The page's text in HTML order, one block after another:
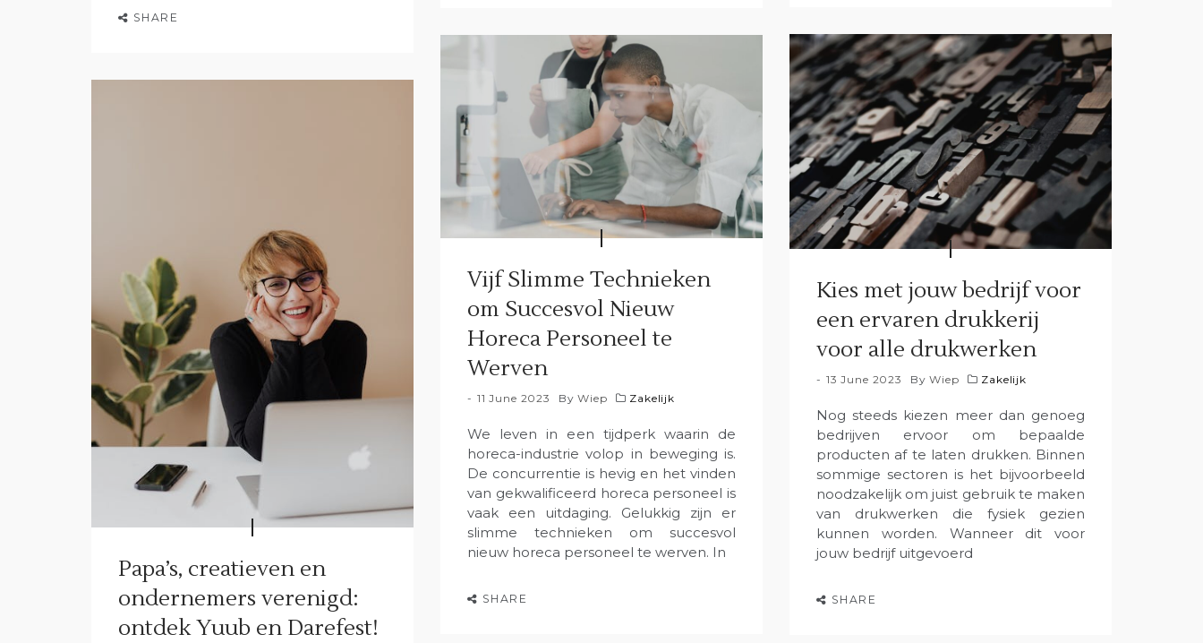
SHARE
Kies met jouw bedrijf voor
een ervaren drukkerij
voor alle drukwerken
13 June 2023 ByWiep Zakelijk
Nog steeds kiezen meer dan genoeg
bedrijven ervoor om bepaalde
producten af te laten drukken. Binnen
sommige sectoren is het bijvoorbeeld
noodzakelijk om juist gebruik te maken
van drukwerken die fysiek gezien
kunnen worden. Wanneer dit voor
jouw bedrijf uitgevoerd
SHARE
Vijf Slimme Technieken
om Succesvol Nieuw
Horeca Personeel te
Werven
11 June 2023 ByWiep Zakelijk
We leven in een tijdperk waarin de
horeca-industrie volop in beweging is.
De concurrentie is hevig en het vinden
van gekwalificeerd horeca personeel is
vaak een uitdaging. Gelukkig zijn er
slimme technieken om succesvol
nieuw horeca personeel te werven. In
SHARE
Papa’s, creatieven en
ondernemers verenigd:
ontdek Yuub en Darefest!